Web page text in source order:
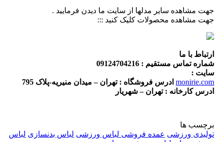
جهت مشاهده سایر مدلها از سایت ما دیدن فرمایید .
جهت مشاهده محصولات کلیک کنید :::
ارتباط با ما
شماره تماس مستقیم : 09124704216
سایت :
monirie.com ادرس فروشگاه : تهران – میدان منیریه-پلاک 795
ادرس کارخانه : تهران – شهریار
برچسب ها
تولیدی ورزشی عمده فروشی لباس ورزشی لباس بدنسازی لباس